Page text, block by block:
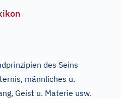
des Seins
männliches u.
Geist u. Materie usw.